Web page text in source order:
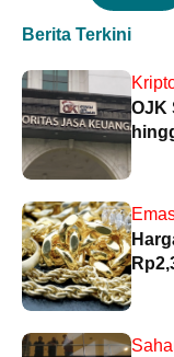
Berita Terkini
OJK